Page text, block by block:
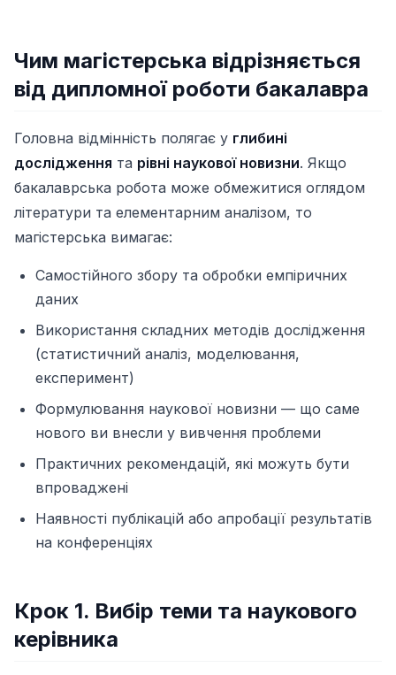
Чим магістерська відрізняється
від дипломної роботи бакалавра
Головна відмінність полягає у глибині
дослідження та рівні наукової новизни. Якщо
бакалаврська робота може обмежитися оглядом
літератури та елементарним аналізом, то
магістерська вимагає:
Самостійного збору та обробки емпіричних
даних
Використання складних методів дослідження
(статистичний аналіз, моделювання,
експеримент)
Формулювання наукової новизни — що саме
нового ви внесли у вивчення проблеми
Практичних рекомендацій, які можуть бути
впроваджені
Наявності публікацій або апробації результатів
на конференціях
Крок 1. Вибір теми та наукового
керівника